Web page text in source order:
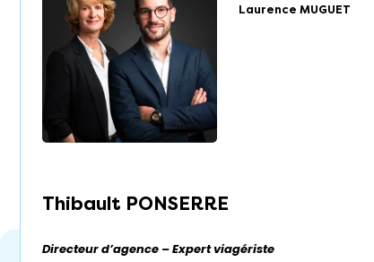
Laurence MUGUET
Thibault PONSERRE
Directeur d’agence – Expert viagériste